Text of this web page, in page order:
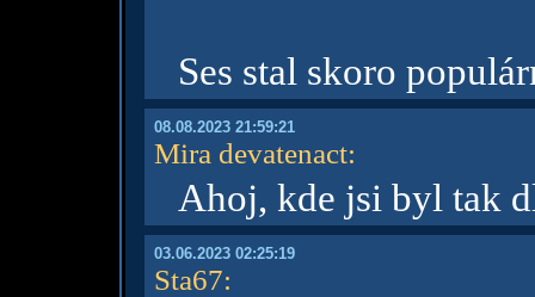
Ses stal skoro
08.08.2023 21:59:21
Mira devatenact:
Ahoj, kde jsi byl tak
03.06.2023 02:25:19
Sta67: